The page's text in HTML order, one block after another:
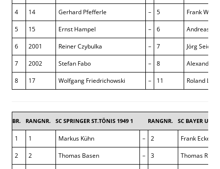
4 14 Gerhard Pfefferle – 5 Frank
5 15 Ernst Hampel – 6 Andreas
6 2001 Reiner Czybulka – 7 Jörg Seidel
7 2002 Stefan Fabo – 8 Alexander
8 17 Wolfgang Friedrichowski – 11 Roland
BR. RANGNR. SC SPRINGER ST.TÖNIS 1949 1 RANGNR. SC BAYER
1 1 Markus Kühn – 2 Frank Eckert
2 2 Thomas Basen – 3 Thomas